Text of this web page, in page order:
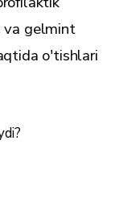
va gelmint
o'tishlari